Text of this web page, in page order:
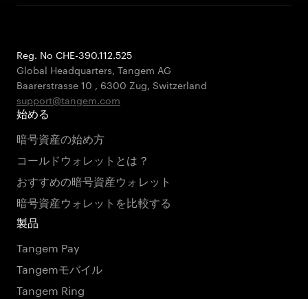
Reg. No CHE-390.112.525
Global Headquarters, Tangem AG
Baarerstrasse 10 , 6300 Zug, Switzerland
support@tangem.com
始める
暗号資産の始め方
コールドウォレットとは？
おすすめの暗号資産ウォレット
暗号資産ウォレットを比較する
製品
Tangem Pay
Tangemモバイル
Tangem Ring